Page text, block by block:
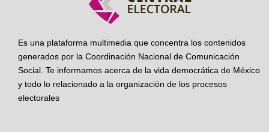
Es una plataforma multimedia que concentra los contenidos
generados por la Coordinación Nacional de Comunicación
Social. Te informamos acerca de la vida democrática de México
y todo lo relacionado a la organización de los procesos
electorales